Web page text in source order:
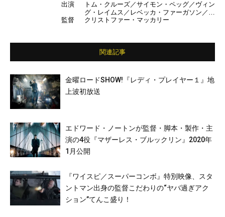
出演
トム・クルーズ／サイモン・ペッグ／ヴィン
グ・レイムス／レベッカ・ファーガソン／ア
レック・ボールドウィン／ミシェル・モナハ
ット ほか （日本語吹き替え）森川智之／
根本泰彦／手塚秀彰／甲斐田裕子／岡寛恵／
中尾隆聖／田中正彦／DAIGO／広瀬アリ
監督 クリストファー・マッカリー
関連記事
金曜ロードSHOW!『レディ・プレイヤー１』地
上波初放送
エドワード・ノートンが監督・脚本・製作・主
演の4役『マザーレス・ブルックリン』2020年
1月公開
『ワイスピ／スーパーコンボ』特別映像、スタ
ントマン出身の監督こだわりの“ヤバ過ぎアク
ション”てんこ盛り！